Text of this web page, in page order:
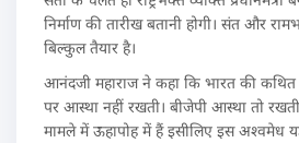
निर्माण की तारीख बतानी होगी। संत और
बिल्कुल तैयार है।
आनंदजी महाराज ने कहा कि भारत की कथित
पर आस्था नहीं रखती। बीजेपी आस्था तो
मामले में ऊहापोह में हैं इसीलिए इस अश्वमेध